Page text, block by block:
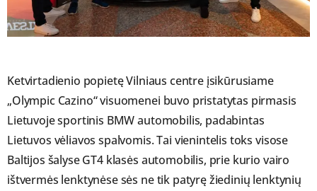
Ketvirtadienio popietę Vilniaus centre įsikūrusiame
„Olympic Cazino“ visuomenei buvo pristatytas pirmasis
Lietuvoje sportinis BMW automobilis, padabintas
Lietuvos vėliavos spalvomis. Tai vienintelis toks visose
Baltijos šalyse GT4 klasės automobilis, prie kurio vairo
ištvermės lenktynėse sės ne tik patyrę žiedinių lenktynių